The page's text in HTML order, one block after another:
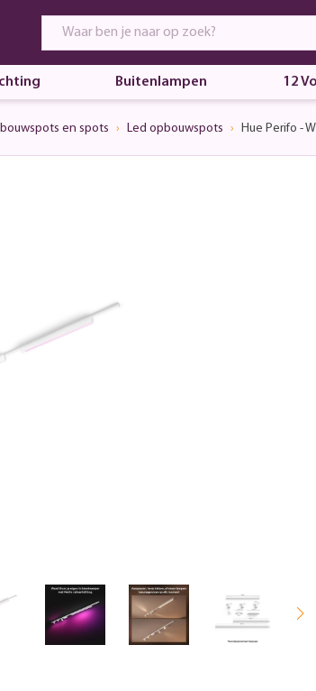
Buitenlampen 12
en spots Led opbouwspots Hue Perifo -